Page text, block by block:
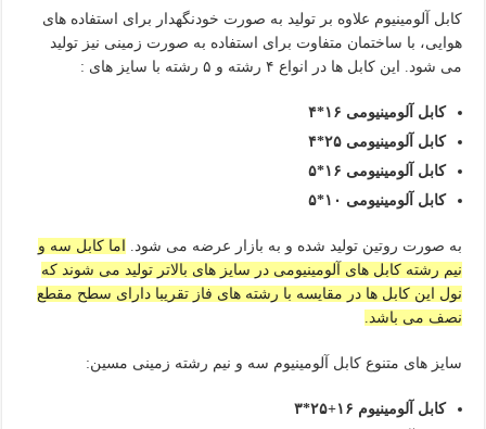
کابل آلومینیوم علاوه بر تولید به صورت خودنگهدار برای استفاده های
هوایی، با ساختمان متفاوت برای استفاده به صورت زمینی نیز تولید
می شود. این کابل ها در انواع ۴ رشته و ۵ رشته با سایز های :
کابل آلومینیومی ۱۶*۴
کابل آلومینیومی ۲۵*۴
کابل آلومینیومی ۱۶*۵
کابل آلومینیومی ۱۰*۵
به صورت روتین تولید شده و به بازار عرضه می شود.
اما کابل سه و
نیم رشته کابل های آلومینیومی در سایز های بالاتر تولید می شوند که
نول این کابل ها در مقایسه با رشته های فاز تقریبا دارای سطح مقطع
نصف می باشد.
سایز های متنوع کابل آلومینیوم سه و نیم رشته زمینی مسین:
کابل آلومینیوم ۱۶+۲۵*۳